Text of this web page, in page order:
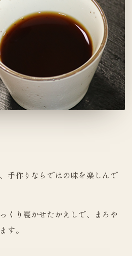
手作りならではの味を楽しんで
くり寝かせたかえしで、まろや
す。